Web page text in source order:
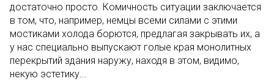
достаточно просто. Комичность ситуации заключается
в том, что, например, немцы всеми силами с этими
мостиками холода борются, предлагая закрывать их, а
у нас специально выпускают голые края монолитных
перекрытий здания наружу, находя в этом, видимо,
некую эстетику...